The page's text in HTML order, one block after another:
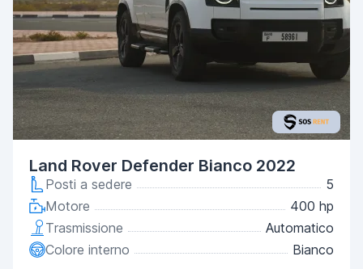
Land Rover Defender Bianco 2022
Posti a sedere
5
Motore
400 hp
Trasmissione
Automatico
Colore interno
Bianco